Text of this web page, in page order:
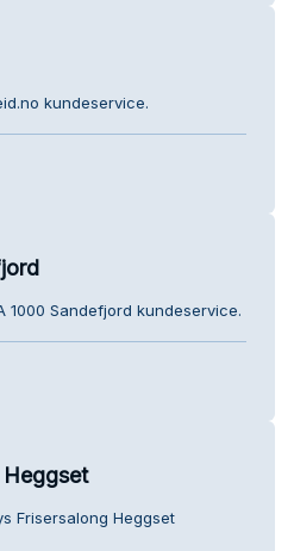
kundeservice.
1000 Sandefjord kundeservice.
Heggset
Frisersalong Heggset